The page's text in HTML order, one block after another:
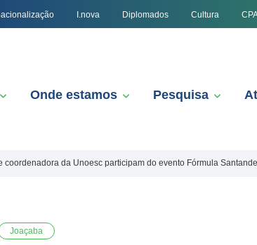
I.nova Diplomados Cultura
Onde estamos Pesquisa
coordenadora da Unoesc participam do evento Fórmula
Joaçaba